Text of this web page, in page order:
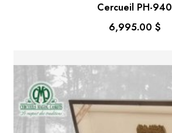
Cercueil PH-940
6,995.00 $